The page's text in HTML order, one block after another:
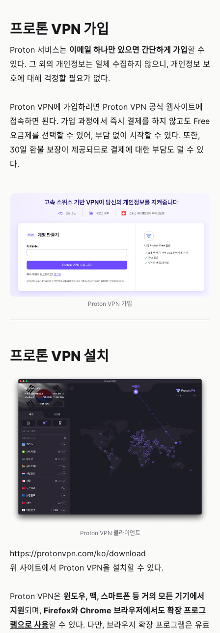
프로톤 VPN 가입
Proton 서비스는 이메일 하나만 있으면 간단하게 가입할 수
있다. 그 외의 개인정보는 일체 수집하지 않으니, 개인정보 보
호에 대해 걱정할 필요가 없다.
Proton VPN에 가입하려면 Proton VPN 공식 웹사이트에
접속하면 된다. 가입 과정에서 즉시 결제를 하지 않고도 Free
요금제를 선택할 수 있어, 부담 없이 시작할 수 있다. 또한,
30일 환불 보장이 제공되므로 결제에 대한 부담도 덜 수 있
다.
Proton VPN 가입
프로톤 VPN 설치
Proton VPN 클라이언트
https://protonvpn.com/ko/download
위 사이트에서 Proton VPN을 설치할 수 있다.
Proton VPN은 윈도우, 맥, 스마트폰 등 거의 모든 기기에서
지원되며, Firefox와 Chrome 브라우저에서도 확장 프로그
램으로 사용할 수 있다. 다만, 브라우저 확장 프로그램은 유료